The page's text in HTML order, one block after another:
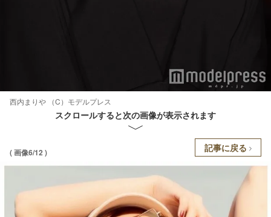
西内まりや （C）モデルプレス
スクロールすると次の画像が表示されます
( 画像6/12 ) 記事に戻る